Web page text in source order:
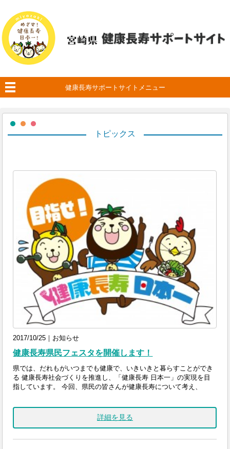
健康長寿サポートサイトメニュー
トピックス
2017/10/25｜お知らせ
健康長寿県民フェスタを開催します！
県では、だれもがいつまでも健康で、いきいきと暮らすことができ
る 健康長寿社会づくりを推進し、「健康長寿 日本一」の実現を目
指しています。 今回、県民の皆さんが健康長寿について考え、
詳細を見る